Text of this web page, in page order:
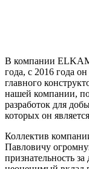
В компании
года, с 2016 года
главного
нашей компании,
разработок для
которых он является
Коллектив
Павловичу
признательность